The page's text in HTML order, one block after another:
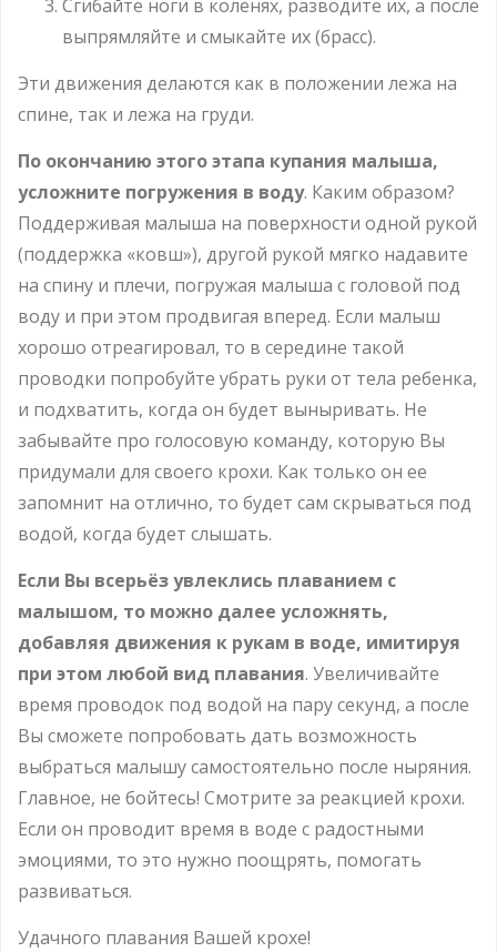
Сгибайте ноги в коленях, разводите их, а после
выпрямляйте и смыкайте их (брасс).
Эти движения делаются как в положении лежа на
спине, так и лежа на груди.
По окончанию этого этапа купания малыша,
усложните погружения в воду. Каким образом?
Поддерживая малыша на поверхности одной рукой
(поддержка «ковш»), другой рукой мягко надавите
на спину и плечи, погружая малыша с головой под
воду и при этом продвигая вперед. Если малыш
хорошо отреагировал, то в середине такой
проводки попробуйте убрать руки от тела ребенка,
и подхватить, когда он будет выныривать. Не
забывайте про голосовую команду, которую Вы
придумали для своего крохи. Как только он ее
запомнит на отлично, то будет сам скрываться под
водой, когда будет слышать.
Если Вы всерьёз увлеклись плаванием с
малышом, то можно далее усложнять,
добавляя движения к рукам в воде, имитируя
при этом любой вид плавания. Увеличивайте
время проводок под водой на пару секунд, а после
Вы сможете попробовать дать возможность
выбраться малышу самостоятельно после ныряния.
Главное, не бойтесь! Смотрите за реакцией крохи.
Если он проводит время в воде с радостными
эмоциями, то это нужно поощрять, помогать
развиваться.
Удачного плавания Вашей крохе!